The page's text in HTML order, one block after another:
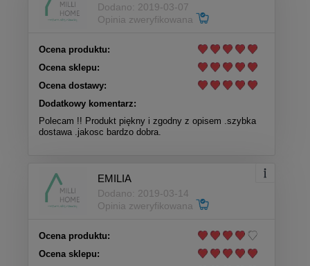
Dodano: 2019-03-07
Opinia zweryfikowana
Ocena produktu:
Ocena sklepu:
Ocena dostawy:
Dodatkowy komentarz:
Polecam !! Produkt piękny i zgodny z opisem .szybka
dostawa .jakosc bardzo dobra.
EMILIA
Dodano: 2019-03-14
Opinia zweryfikowana
Ocena produktu:
Ocena sklepu: